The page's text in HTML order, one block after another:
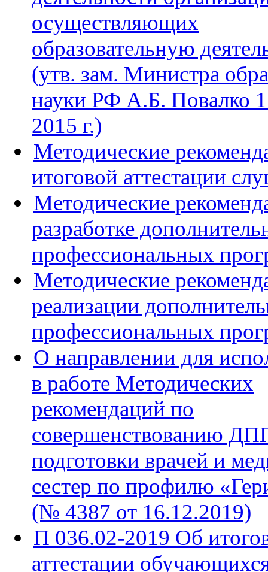
осуществляющих
образовательную
(утв. зам. Министра
науки РФ А.Б. Повалко 1
2015 г.)
Методические
итоговой аттестации
Методические
разработке
профессиональных
Методические
реализации
профессиональных
О направлении для
в работе Методических
рекомендаций по
совершенствованию
подготовки врачей и
сестер по профилю
(№ 4387 от 16.12.2019)
П 036.02-2019 Об
аттестации